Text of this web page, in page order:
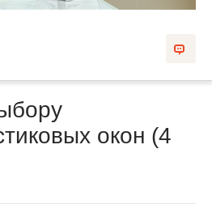
окон (4